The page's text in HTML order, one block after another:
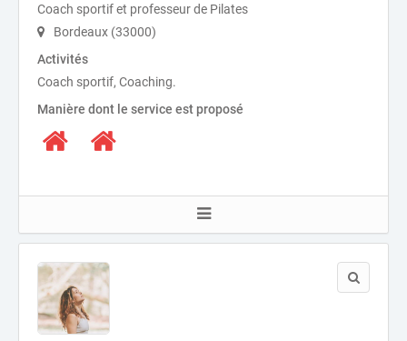
Coach sportif et professeur de Pilates
Bordeaux (33000)
Activités
Coach sportif, Coaching.
Manière dont le service est proposé